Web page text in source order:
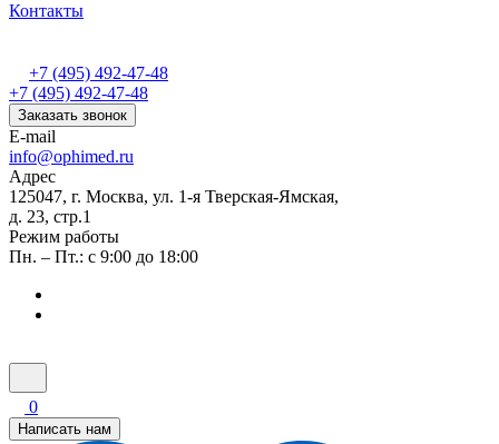
Контакты
+7 (495) 492-47-48
+7 (495) 492-47-48
Заказать звонок
E-mail
info@ophimed.ru
Адрес
125047, г. Москва, ул. 1-я Тверская-Ямская,
д. 23, стр.1
Режим работы
Пн. – Пт.: с 9:00 до 18:00
0
Написать нам